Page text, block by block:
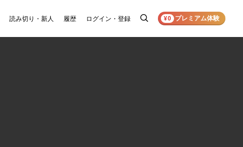
読み切り・新人 履歴 ログイン・登録
検
¥0 プレミアム体験